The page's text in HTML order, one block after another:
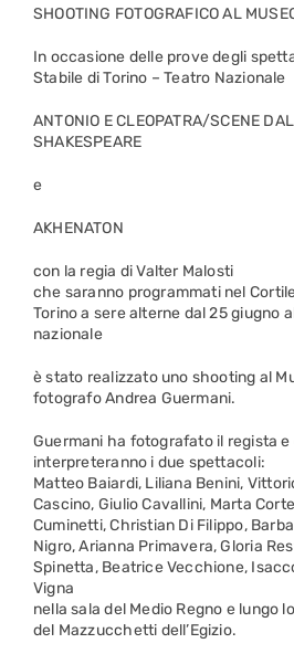
SHOOTING FOTOGRAFICO AL
In occasione delle prove degli
Stabile di Torino – Teatro Nazionale
ANTONIO E CLEOPATRA/SCENE
SHAKESPEARE
e
AKHENATON
con la regia di Valter Malosti
che saranno programmati nel
Torino a sere alterne dal 25 giugno
nazionale
è stato realizzato uno shooting al
fotografo Andrea Guermani.
Guermani ha fotografato il regista
interpreteranno i due spettacoli:
Matteo Baiardi, Liliana Benini,
Cascino, Giulio Cavallini, Marta
Cuminetti, Christian Di Filippo,
Nigro, Arianna Primavera, Gloria
Spinetta, Beatrice Vecchione,
Vigna
nella sala del Medio Regno e lungo
del Mazzucchetti dell’Egizio.